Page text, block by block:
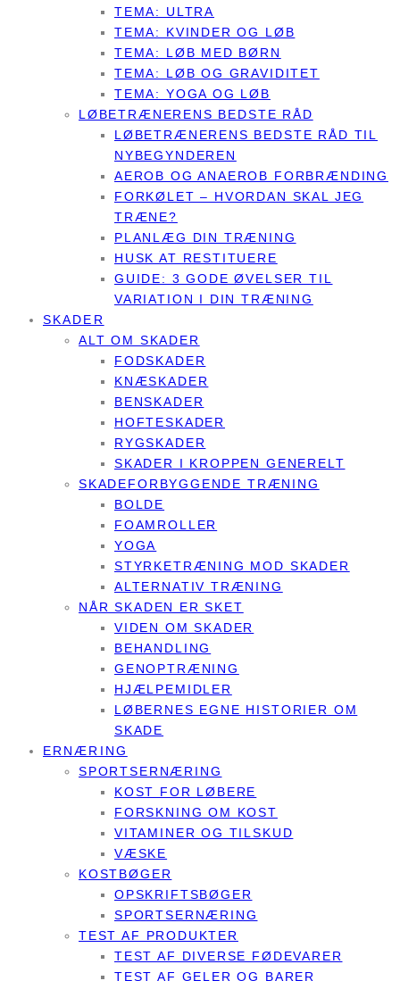
TEMA: ULTRA
TEMA: KVINDER OG LØB
TEMA: LØB MED BØRN
TEMA: LØB OG GRAVIDITET
TEMA: YOGA OG LØB
LØBETRÆNERENS BEDSTE RÅD
LØBETRÆNERENS BEDSTE RÅD TIL
NYBEGYNDEREN
AEROB OG ANAEROB FORBRÆNDING
FORKØLET – HVORDAN SKAL JEG
TRÆNE?
PLANLÆG DIN TRÆNING
HUSK AT RESTITUERE
GUIDE: 3 GODE ØVELSER TIL
VARIATION I DIN TRÆNING
SKADER
ALT OM SKADER
FODSKADER
KNÆSKADER
BENSKADER
HOFTESKADER
RYGSKADER
SKADER I KROPPEN GENERELT
SKADEFORBYGGENDE TRÆNING
BOLDE
FOAMROLLER
YOGA
STYRKETRÆNING MOD SKADER
ALTERNATIV TRÆNING
NÅR SKADEN ER SKET
VIDEN OM SKADER
BEHANDLING
GENOPTRÆNING
HJÆLPEMIDLER
LØBERNES EGNE HISTORIER OM
SKADE
ERNÆRING
SPORTSERNÆRING
KOST FOR LØBERE
FORSKNING OM KOST
VITAMINER OG TILSKUD
VÆSKE
KOSTBØGER
OPSKRIFTSBØGER
SPORTSERNÆRING
TEST AF PRODUKTER
TEST AF DIVERSE FØDEVARER
TEST AF GELER OG BARER